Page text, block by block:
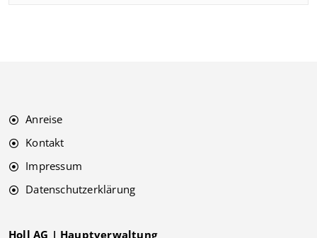
Anreise
Kontakt
Impressum
Datenschutzerklärung
Holl AG | Hauptverwaltung